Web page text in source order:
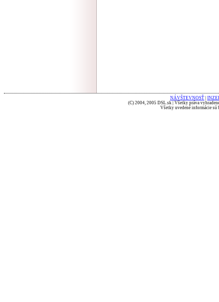
NÁVŠTEVNOSŤ
(C) 2004, 2005 DSL.sk | Všetky práva
Všetky uvedené informácie sú